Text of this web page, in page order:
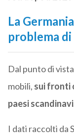
La
problema di
Dal punto di
mobili, sui fronti
paesi
I dati raccolti da